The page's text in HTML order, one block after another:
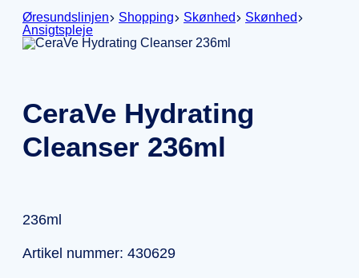
Øresundslinjen
Shopping Skønhed
Skønhed
Ansigtspleje
CeraVe Hydrating
Cleanser 236ml
236ml
Artikel nummer: 430629